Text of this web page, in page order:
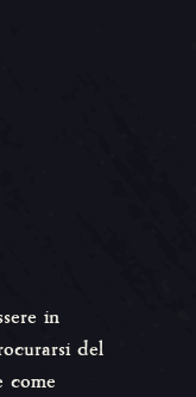
in
del
come